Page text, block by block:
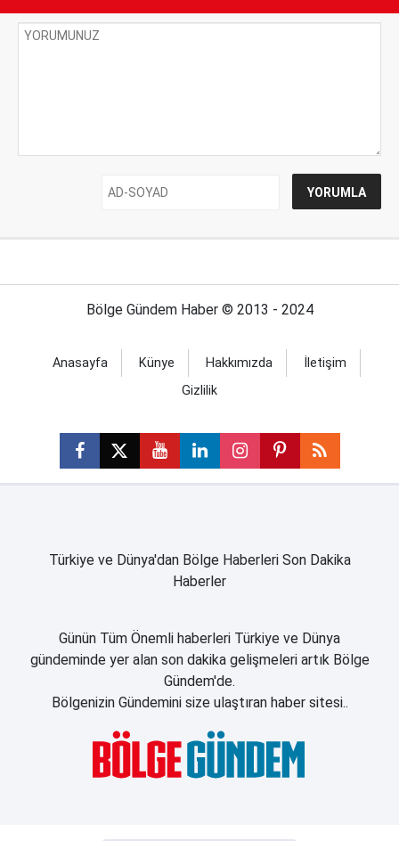
Bölge Gündem Haber © 2013 - 2024
Anasayfa Künye Hakkımızda
İletişim
Gizlilik
Türkiye ve Dünya'dan Bölge Haberleri Son Dakika
Haberler
Günün Tüm Önemli haberleri Türkiye ve Dünya
gündeminde yer alan son dakika gelişmeleri artık Bölge
Gündem'de.
Bölgenizin Gündemini size ulaştıran haber sitesi..